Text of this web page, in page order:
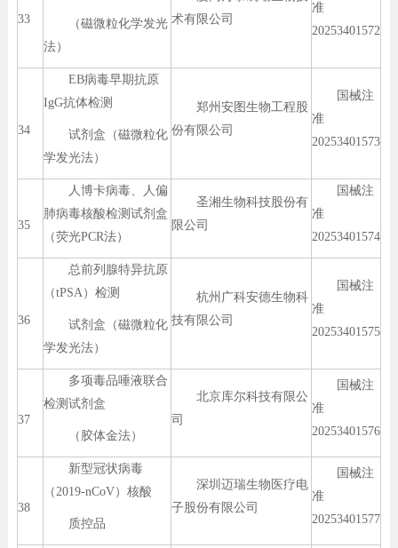
33
（磁微粒化学发光
法）
术有限公司
准
20253401572
34
EB病毒早期抗原
IgG抗体检测
试剂盒（磁微粒化
学发光法）
郑州安图生物工程股
份有限公司
国械注
准
20253401573
35
人博卡病毒、人偏
肺病毒核酸检测试剂盒
（荧光PCR法）
圣湘生物科技股份有
限公司
国械注
准
20253401574
36
总前列腺特异抗原
（tPSA）检测
试剂盒（磁微粒化
学发光法）
杭州广科安德生物科
技有限公司
国械注
准
20253401575
37
多项毒品唾液联合
检测试剂盒
（胶体金法）
北京库尔科技有限公
司
国械注
准
20253401576
38
新型冠状病毒
（2019-nCoV）核酸
质控品
深圳迈瑞生物医疗电
子股份有限公司
国械注
准
20253401577